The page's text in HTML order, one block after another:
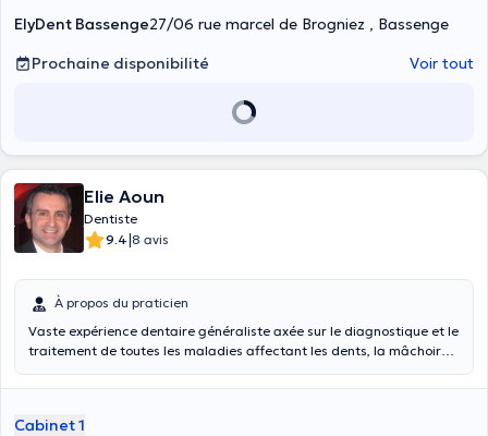
ElyDent Bassenge27/06 rue marcel de Brogniez , Bassenge
Prochaine disponibilité
Voir tout
Elie Aoun
Dentiste
9.4|8 avis
À propos du praticien
Vaste expérience dentaire généraliste axée sur le diagnostique et le
traitement de toutes les maladies affectant les dents, la mâchoire,
efficacement avec tout profil de patient.
Cabinet 1